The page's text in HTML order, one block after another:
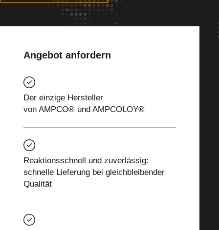
Angebot anfordern
Der einzige Hersteller
von AMPCO® und AMPCOLOY®
Reaktionsschnell und zuverlässig:
schnelle Lieferung bei gleichbleibender
Qualität